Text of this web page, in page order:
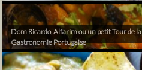
Dom Ricardo, Alfarim ou un petit Tour de la
Gastronomie Portugaise